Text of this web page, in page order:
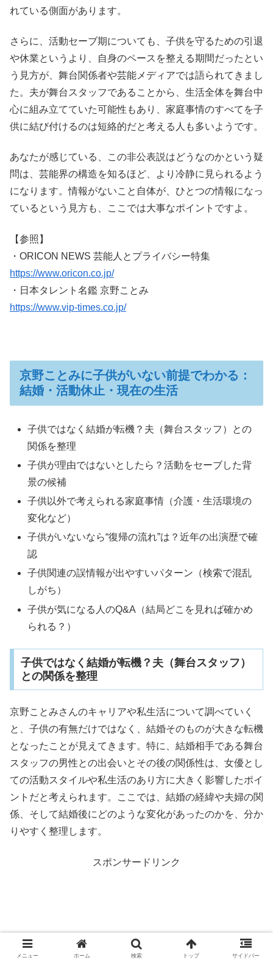
れている側面があります。
さらに、活動セーブ期についても、子供を守るための引退
や休業というより、自身のペースを整える期間だったとい
う見方が、舞台関係者や芸能メディアでは語られてきまし
た。夫が舞台スタッフであることから、生活全体を舞台中
心に組み立てていた可能性もあり、家庭事情のすべてを子
供に結び付けるのは短絡的だと考える人も多いようです。
あなたが感じている、この非公表説はどうなのかという疑
問は、芸能界の構造を知るほど、より冷静に見られるよう
になります。情報がないこと自体が、ひとつの情報になっ
ているという見方も、ここでは大事なポイントですよ。
【参照】
・ORICON NEWS 芸能人とプライバシー特集
https://www.oricon.co.jp/
・日本タレント名鑑 京野ことみ
https://www.vip-times.co.jp/
京野ことみに子供がいない前提でわかる：
結婚・活動休止・現在の生活
子供ではなく結婚が転機？夫（舞台スタッフ）との
関係を整理
子供が理由ではないとしたら？活動をセーブした背
景の候補
子供以外で考えられる家庭事情（介護・生活環境の
変化など）
子供がいないなら“復帰の流れ”は？近年の出演歴で確
認
子供関連の誤情報が出やすいパターン（検索で混乱
しがち）
子供が気になる人のQ&A（結局どこを見れば確かめ
られる？）
子供ではなく結婚が転機？夫（舞台スタッフ）
との関係を整理
京野ことみさんのキャリアや私生活について調べていく
と、子供の有無だけではなく、結婚そのものが大きな転機
となったことが見えてきます。特に、結婚相手である舞台
スタッフの男性との出会いとその後の関係性は、女優とし
ての活動スタイルや私生活のあり方に大きく影響したポイ
ントだと考えられます。ここでは、結婚の経緯や夫婦の関
係、そして結婚後にどのような変化があったのかを、分か
りやすく整理します。
スポンサードリンク
メニュー ホーム 検索 トップ サイドバー